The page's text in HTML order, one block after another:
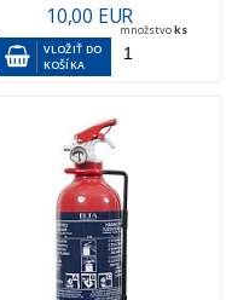
10,00 EUR
VLOŽIŤ DO
KOŠÍKA
množstvoks